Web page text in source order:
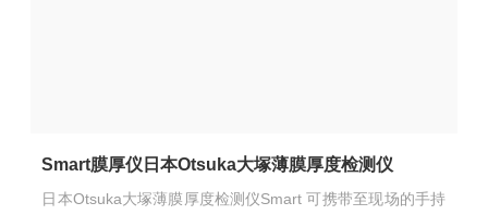
Smart膜厚仪日本Otsuka大塚薄膜厚度检测仪
日本Otsuka大塚薄膜厚度检测仪Smart 可携带至现场的手持